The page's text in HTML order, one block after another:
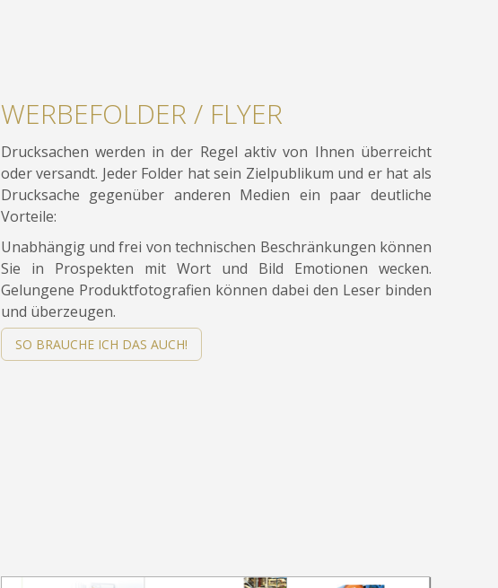
WERBEFOLDER / FLYER
Drucksachen werden in der Regel aktiv von Ihnen überreicht
oder versandt. Jeder Folder hat sein Zielpublikum und er hat als
Drucksache gegenüber anderen Medien ein paar deutliche
Vorteile:
Unabhängig und frei von technischen Beschränkungen können
Sie in Prospekten mit Wort und Bild Emotionen wecken.
Gelungene Produktfotografien können dabei den Leser binden
und überzeugen.
SO BRAUCHE ICH DAS AUCH!